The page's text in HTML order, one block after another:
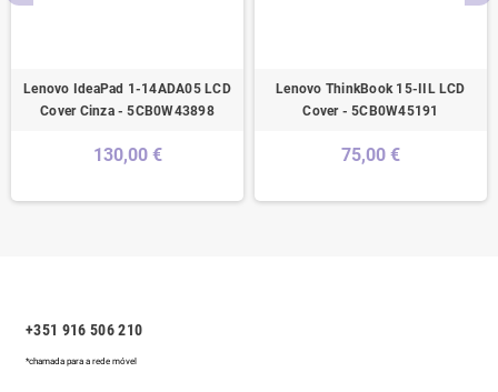
Lenovo IdeaPad 1-14ADA05 LCD
Cover Cinza - 5CB0W43898
130,00 €
Lenovo ThinkBook 15-IIL LCD
Cover - 5CB0W45191
75,00 €
+351 916 506 210
*chamada para a rede móvel